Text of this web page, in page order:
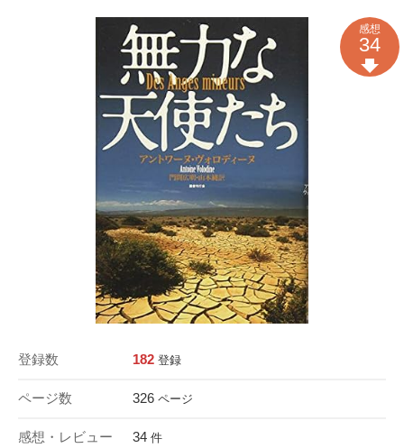
登録数 182 登録
ページ数 326 ページ
感想・レビュー 34 件
感想
34